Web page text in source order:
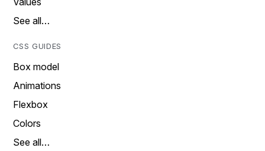
See all…
CSS GUIDES
Box model
Animations
Flexbox
Colors
See all…